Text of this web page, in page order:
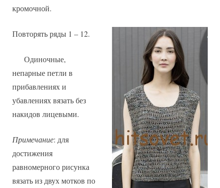
кромочной.
Повторять ряды 1 – 12.
Одиночные,
непарные петли в
прибавлениях и
убавлениях вязать без
накидов лицевыми.
Примечание: для
достижения
равномерного рисунка
вязать из двух мотков по